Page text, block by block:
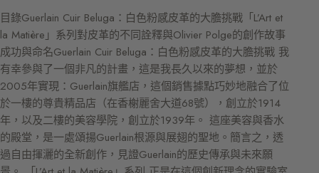
目錄Guerlain Cuir Beluga：白色粉感皮革的大膽挑戰「L’Art et
la Matière」系列對皮革的不同詮釋與Olivier Polge的創作故事
成功與命名Guerlain Cuir Beluga：白色粉感皮革的大膽挑戰 我
有幸參與了一個非凡的計畫，這是我長久以來的夢想，並於
2005年實現：Guerlain旗艦店，這個銷售據點巧妙地融合了位
於一樓的尊貴精品店（在香榭麗舍大道68號），創立於1914
年，以及二樓的美容學院，創立於1939年。 這座美容與香水
的殿堂，是一處頌揚Guerlain根源與展翅的聖地。簡言之，透
過自由揮灑的全新創作，見證Guerlain的歷史傳承與未來願